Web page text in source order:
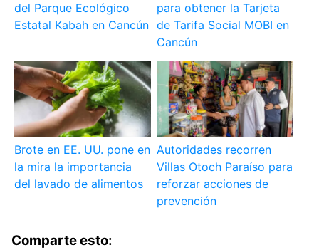
del Parque Ecológico
Estatal Kabah en Cancún
para obtener la Tarjeta
de Tarifa Social MOBI en
Cancún
Brote en EE. UU. pone en
la mira la importancia
del lavado de alimentos
Autoridades recorren
Villas Otoch Paraíso para
reforzar acciones de
prevención
Comparte esto: